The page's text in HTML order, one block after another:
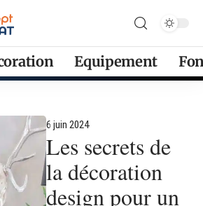
Equipement
6 juin 2024
Les secrets de
la décoration
design pour un